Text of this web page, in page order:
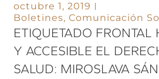
octubre 1, 2019
Boletines,Comunicación
ETIQUETADO FRONTAL
Y ACCESIBLE EL
SALUD: MIROSLAVA